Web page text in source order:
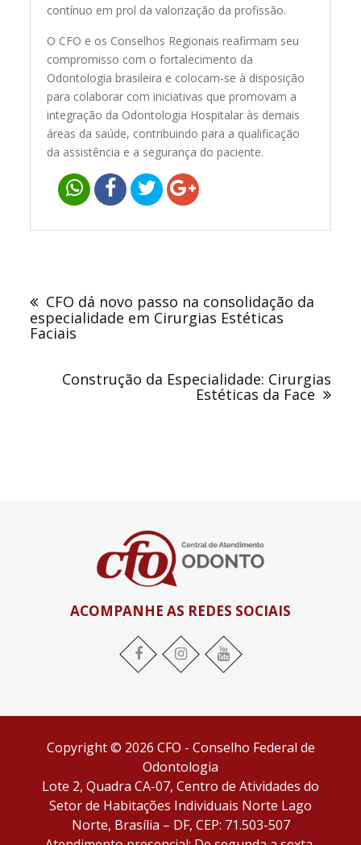
contínuo em prol da valorização da profissão.
O CFO e os Conselhos Regionais reafirmam seu
compromisso com o fortalecimento da
Odontologia brasileira e colocam-se à disposição
para colaborar com iniciativas que promovam a
integração da Odontologia Hospitalar às demais
áreas da saúde, contribuindo para a qualificação
da assistência e a segurança do paciente.
PostCFO dá novo passo na consolidação da
especialidade em Cirurgias Estéticas
Faciais
Construção da Especialidade: Cirurgias
Estéticas da Face
ACOMPANHE AS REDES SOCIAIS
Facebook Instagram YouTube
Copyright © 2026 CFO - Conselho Federal de
Odontologia
Lote 2, Quadra CA-07, Centro de Atividades do
Setor de Habitações Individuais Norte Lago
Norte, Brasília – DF, CEP: 71.503-507